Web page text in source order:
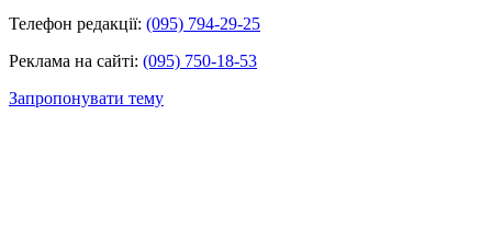
Телефон редакції: (095) 794-29-25
Реклама на сайті: (095) 750-18-53
Запропонувати тему